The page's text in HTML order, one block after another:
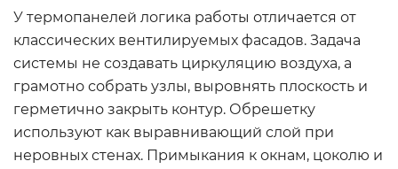
У термопанелей логика работы отличается от
классических вентилируемых фасадов. Задача
системы не создавать циркуляцию воздуха, а
грамотно собрать узлы, выровнять плоскость и
герметично закрыть контур. Обрешетку
используют как выравнивающий слой при
неровных стенах. Примыкания к окнам, цоколю и